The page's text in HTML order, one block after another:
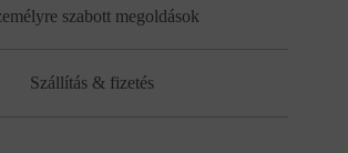
szabott megoldások
Szállítás & fizetés